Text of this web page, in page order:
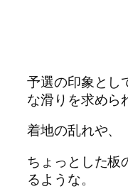
予選の印象とし
な滑りを求めら
着地の乱れや、
ちょっとした板
るような。